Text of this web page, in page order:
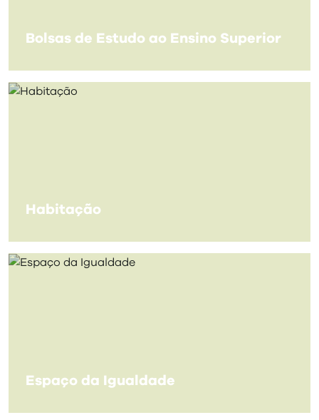
Bolsas de Estudo ao Ensino Superior
Habitação
Espaço da Igualdade